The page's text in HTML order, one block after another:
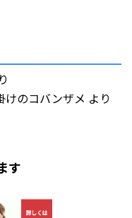
けのコバンザメ より
す